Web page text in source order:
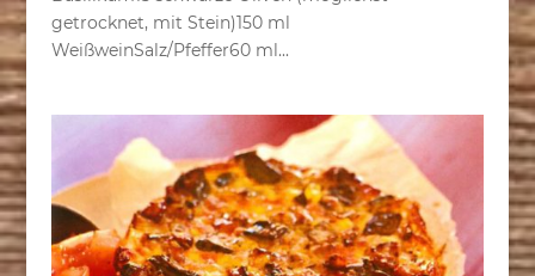
getrocknet, mit Stein)150 ml
WeißweinSalz/Pfeffer60 ml...